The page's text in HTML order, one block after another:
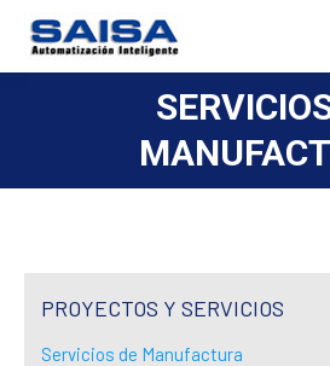
PROYECTOS Y SERVICIOS
Servicios de Manufactura